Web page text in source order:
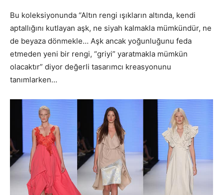
Bu koleksiyonunda “Altın rengi ışıkların altında, kendi
aptallığını kutlayan aşk, ne siyah kalmakla mümkündür, ne
de beyaza dönmekle… Aşk ancak yoğunluğunu feda
etmeden yeni bir rengi, “griyi” yaratmakla mümkün
olacaktır” diyor değerli tasarımcı kreasyonunu
tanımlarken…